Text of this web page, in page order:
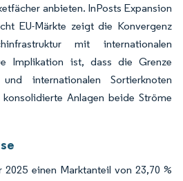
anbieten. InPosts Expansion
EU-Märkte zeigt die Konvergenz
mit internationalen
Implikation ist, dass die Grenze
internationalen Sortierknoten
Anlagen beide Ströme
einen Marktanteil von 23,70 %